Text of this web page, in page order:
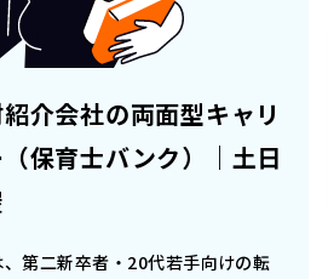
介会社の両面型キャリ
保育士バンク）｜土日
第二新卒者・20代若手向けの転